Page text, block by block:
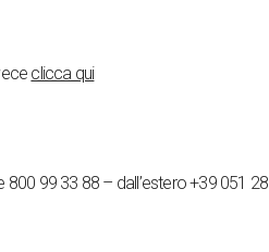
clicca qui
99 33 88 – dall’estero +39 051